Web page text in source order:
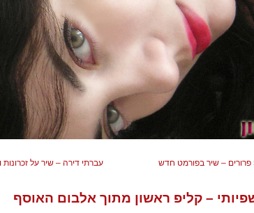
פרורים – שיר בפורמט חדש עברתי דירה – שיר על
– קליפ ראשון מתוך אלבום האוסף